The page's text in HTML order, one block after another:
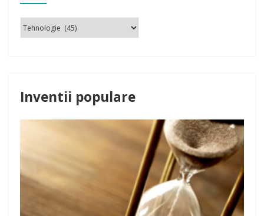
Inventii populare